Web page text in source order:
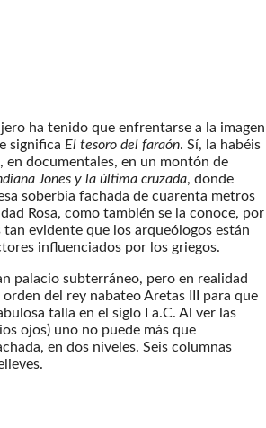
ha tenido que enfrentarse a la imagen
significa El tesoro del faraón. Sí, la habéis
en documentales, en un montón de
Jones y la última cruzada, donde
soberbia fachada de cuarenta metros
Rosa, como también se la conoce, por
evidente que los arqueólogos están
influenciados por los griegos.
palacio subterráneo, pero en realidad
del rey nabateo Aretas III para que
talla en el siglo I a.C. Al ver las
ojos) uno no puede más que
en dos niveles. Seis columnas